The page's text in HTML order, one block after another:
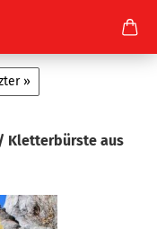
»
Kletterbürste aus